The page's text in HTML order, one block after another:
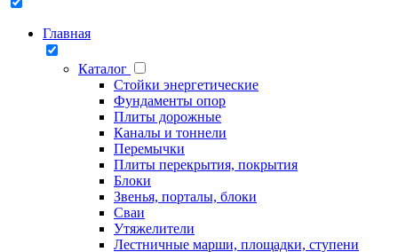
Главная
Каталог
Стойки энергетические
Фундаменты опор
Плиты дорожные
Каналы и тоннели
Перемычки
Плиты перекрытия, покрытия
Блоки
Звенья, порталы, блоки
Сваи
Утяжелители
Лестничные марши, площадки, ступени